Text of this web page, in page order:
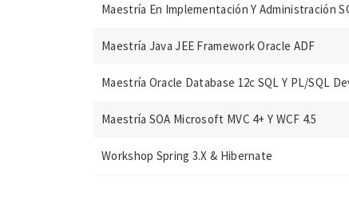
Maestría En Implementación Y Administración
Maestría Java JEE Framework Oracle ADF
Maestría Oracle Database 12c SQL Y PL/SQL
Maestría SOA Microsoft MVC 4+ Y WCF 4.5
Workshop Spring 3.X & Hibernate